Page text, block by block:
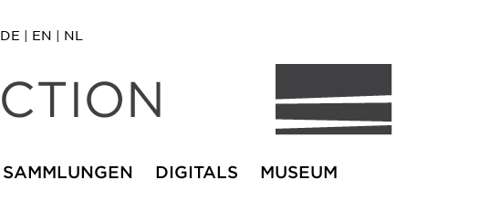
DE | EN | NL
SAMMLUNGEN DIGITALS MUSEUM